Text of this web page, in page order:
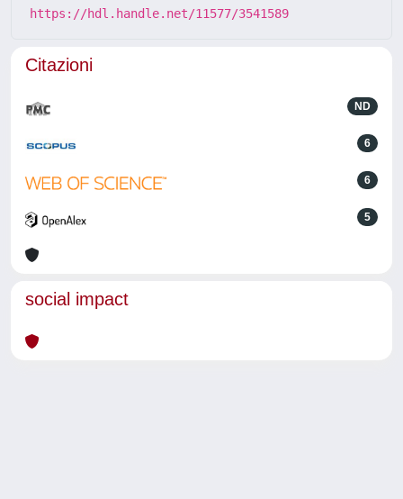
https://hdl.handle.net/11577/3541589
Citazioni
ND
6
6
5
social impact